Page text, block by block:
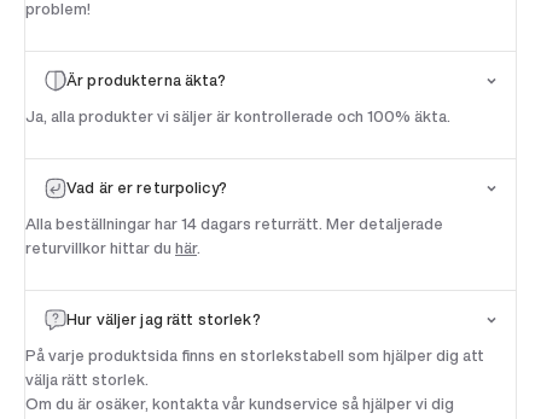
problem!
Är produkterna äkta?
Ja, alla produkter vi säljer är kontrollerade och 100% äkta.
Vad är er returpolicy?
Alla beställningar har 14 dagars returrätt. Mer detaljerade
returvillkor hittar du här.
Hur väljer jag rätt storlek?
På varje produktsida finns en storlekstabell som hjälper dig att
välja rätt storlek.
Om du är osäker, kontakta vår kundservice så hjälper vi dig